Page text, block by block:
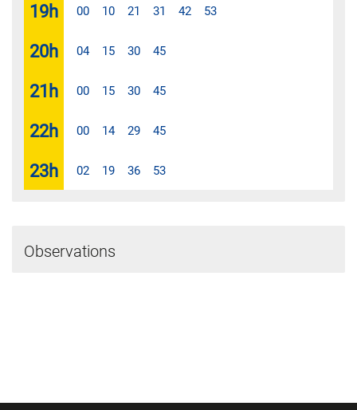
19h 00 10 21 31 42 53
20h 04 15 30 45
21 h 00 15 30 45
22h 00 14 29 45
23h 02 19 36 53
Observations